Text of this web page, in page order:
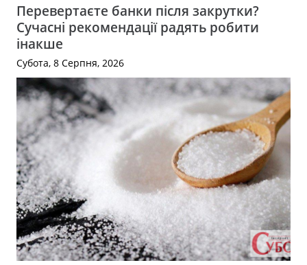
Перевертаєте банки після закрутки?
Сучасні рекомендації радять робити
інакше
Субота, 8 Серпня, 2026